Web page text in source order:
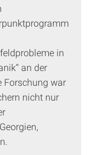
in
an der
Forschung war
nicht nur